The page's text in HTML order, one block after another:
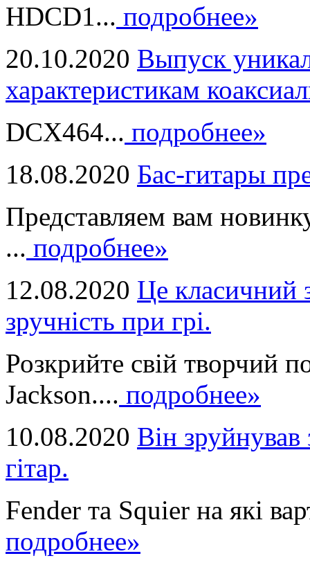
HDCD1... подробнее»
20.10.2020 Выпуск
характеристикам
DCX464... подробнее»
18.08.2020 Бас-гитары
Представляем вам
... подробнее»
12.08.2020 Це класичний
зручність при грі.
Розкрийте свій творчий
Jackson.... подробнее»
10.08.2020 Він
гітар.
Fender та Squier на які
подробнее»